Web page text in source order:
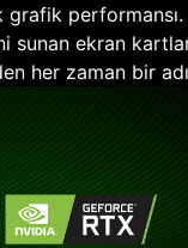
performansı.
sunan ekran
her zaman bir